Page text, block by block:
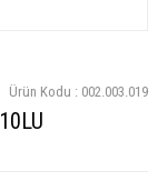
Ürün Kodu : 002.003.019